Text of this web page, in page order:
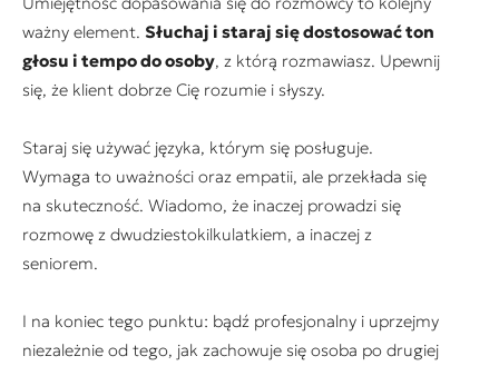
ważny element. Słuchaj i staraj się dostosować ton
głosu i tempo do osoby, z którą rozmawiasz. Upewnij
się, że klient dobrze Cię rozumie i słyszy.
Staraj się używać języka, którym się posługuje.
Wymaga to uważności oraz empatii, ale przekłada się
na skuteczność. Wiadomo, że inaczej prowadzi się
rozmowę z dwudziestokilkulatkiem, a inaczej z
seniorem.
I na koniec tego punktu: bądź profesjonalny i uprzejmy
niezależnie od tego, jak zachowuje się osoba po drugiej